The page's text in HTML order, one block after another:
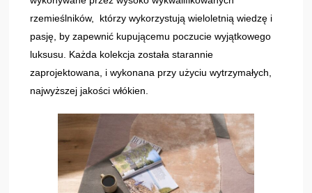
rzemieślników, którzy wykorzystują wieloletnią wiedzę i
pasję, by zapewnić kupującemu poczucie wyjątkowego
luksusu. Każda kolekcja została starannie
zaprojektowana, i wykonana przy użyciu wytrzymałych,
najwyższej jakości włókien.